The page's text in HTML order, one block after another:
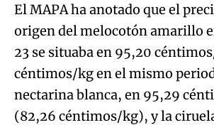
El MAPA ha anotado que el
origen del melocotón amarillo
23 se situaba en 95,20
céntimos/kg en el mismo
nectarina blanca, en 95,29
(82,26 céntimos/kg), y la